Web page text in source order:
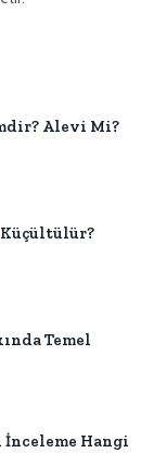
Alevi Mi?
Küçültülür?
Temel
Hangi